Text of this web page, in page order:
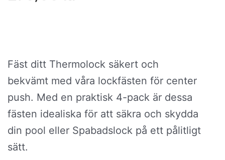
Fäst ditt Thermolock säkert och
bekvämt med våra lockfästen för center
push. Med en praktisk 4-pack är dessa
fästen idealiska för att säkra och skydda
din pool eller Spabadslock på ett pålitligt
sätt.